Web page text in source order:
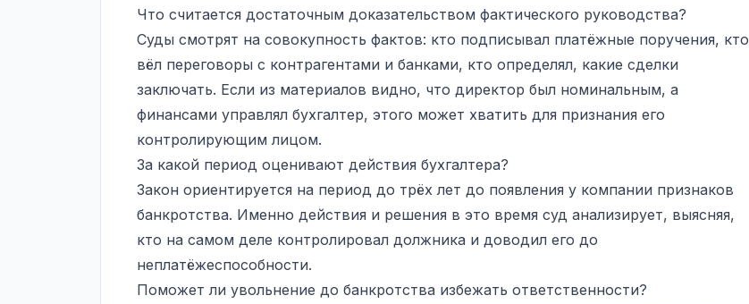
Что считается достаточным доказательством фактического руководства?
Суды смотрят на совокупность фактов: кто подписывал платёжные поручения, кто
вёл переговоры с контрагентами и банками, кто определял, какие сделки
заключать. Если из материалов видно, что директор был номинальным, а
финансами управлял бухгалтер, этого может хватить для признания его
контролирующим лицом.
За какой период оценивают действия бухгалтера?
Закон ориентируется на период до трёх лет до появления у компании признаков
банкротства. Именно действия и решения в это время суд анализирует, выясняя,
кто на самом деле контролировал должника и доводил его до
неплатёжеспособности.
Поможет ли увольнение до банкротства избежать ответственности?